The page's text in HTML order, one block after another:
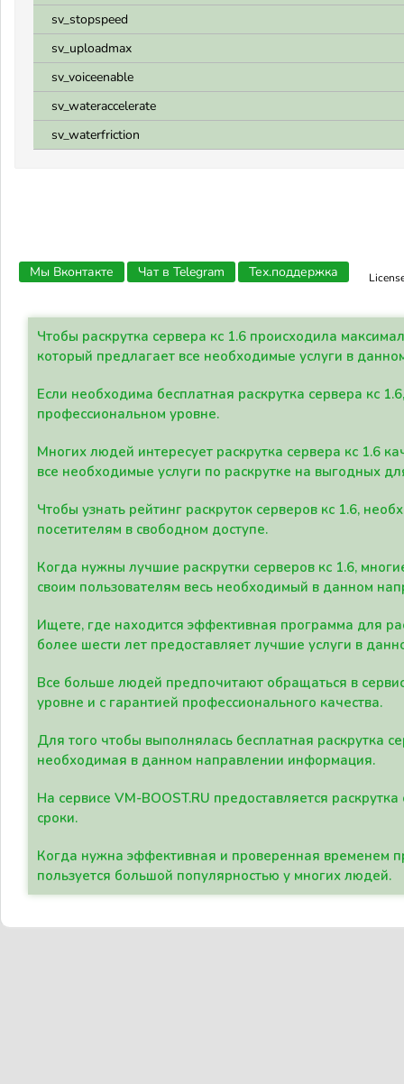
sv_stopspeed
sv_uploadmax
sv_voiceenable
sv_wateraccelerate
sv_waterfriction
Мы Вконтакте Чат в Telegram Тех.поддержка
Чтобы раскрутка сервера кс 1.6 происходила
который предлагает все необходимые услуги в
Если необходима бесплатная раскрутка сервера кс
профессиональном уровне.
Многих людей интересует раскрутка сервера кс 1.6
все необходимые услуги по раскрутке на выгодных
Чтобы узнать рейтинг раскруток серверов кс 1.6,
посетителям в свободном доступе.
Когда нужны лучшие раскрутки серверов кс 1.6,
своим пользователям весь необходимый в данном
Ищете, где находится эффективная программа для
более шести лет предоставляет лучшие услуги в
Все больше людей предпочитают обращаться в
уровне и с гарантией профессионального качества.
Для того чтобы выполнялась бесплатная раскрутка
необходимая в данном направлении информация.
На сервисе VM-BOOST.RU предоставляется
сроки.
Когда нужна эффективная и проверенная временем
пользуется большой популярностью у многих людей.